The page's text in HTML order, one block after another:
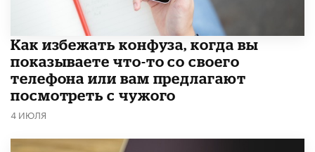
Как избежать конфуза, когда вы
показываете что-то со своего
телефона или вам предлагают
посмотреть с чужого
4 ИЮЛЯ